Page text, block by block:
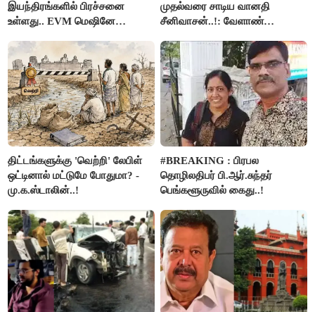
இயந்திரங்களில் பிரச்சனை
உள்ளது.. EVM மெஷினே
இளங்கோ
முதல்வரை சாடிய வானதி
சீனிவாசன்..!: வேளாண்
எதிர்ப்பு!
திட்டங்களுக்கு 'வெற்றி' லேபிள்
ஒட்டினால் மட்டுமே போதுமா? -
மு.க.ஸ்டாலின்..!
#BREAKING : பிரபல
தொழிலதிபர் பி.ஆர்.சுந்தர்
பெங்களூருவில் கைது..!